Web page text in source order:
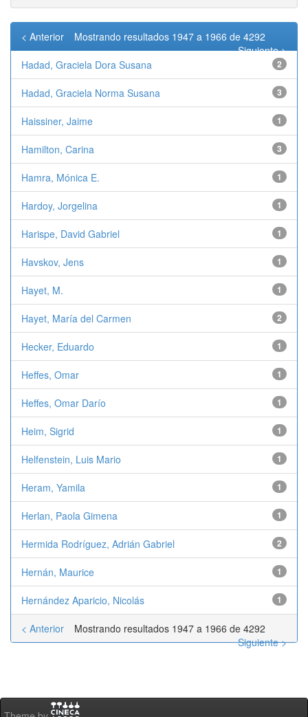
Mostrando resultados 1947 a 1966 de 4292
< Anterior
Siguiente >
Hadad, Graciela Dora Susana
2
Hadad, Graciela Norma Susana 3
Haissiner, Jaime 1
Hamilton, Carina 3
Hamra, Mónica E. 1
Hardoy, Jorgelina 1
Harispe, David Gabriel 1
Havskov, Jens 1
Hayet, M. 1
Hayet, María del Carmen 2
Hecker, Eduardo 1
Heffes, Omar 1
Heffes, Omar Darío 1
Heim, Sigrid 1
Helfenstein, Luis Mario 1
Heram, Yamila 1
Herlan, Paola Gimena 1
Hermida Rodríguez, Adrián Gabriel 2
Hernán, Maurice 1
Hernández Aparicio, Nicolás 1
Mostrando resultados 1947 a 1966 de 4292
< Anterior
Siguiente >